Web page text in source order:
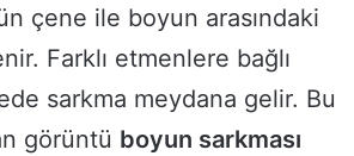
çene ile boyun arasındaki
Farklı etmenlere bağlı
sarkma meydana gelir. Bu
görüntü boyun sarkması